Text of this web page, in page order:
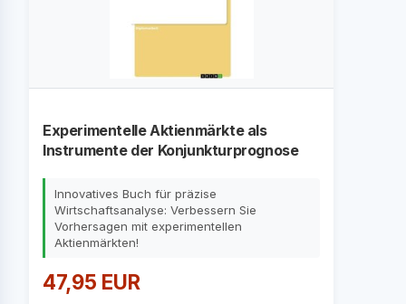
Experimentelle Aktienmärkte als
Instrumente der Konjunkturprognose
Innovatives Buch für präzise
Wirtschaftsanalyse: Verbessern Sie
Vorhersagen mit experimentellen
Aktienmärkten!
47,95 EUR